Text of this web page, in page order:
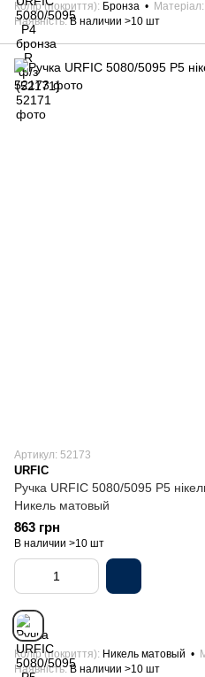
Колір (покриття) Бронза Матеріал
Наявність В наличии >10 шт
Артикул: 52173
URFIC
Ручка URFIC 5080/5095 P5
Никель матовый
863 грн
В наличии >10 шт
Колір (покриття) Никель матовый
Наявність В наличии >10 шт